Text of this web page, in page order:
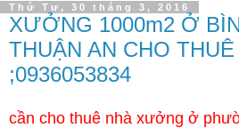
Thứ Tư, 30 tháng 3, 2016
XƯỞNG 1000m2 Ở
THUẬN AN CHO THUÊ
;0936053834
cần cho thuê nhà xưởng ở